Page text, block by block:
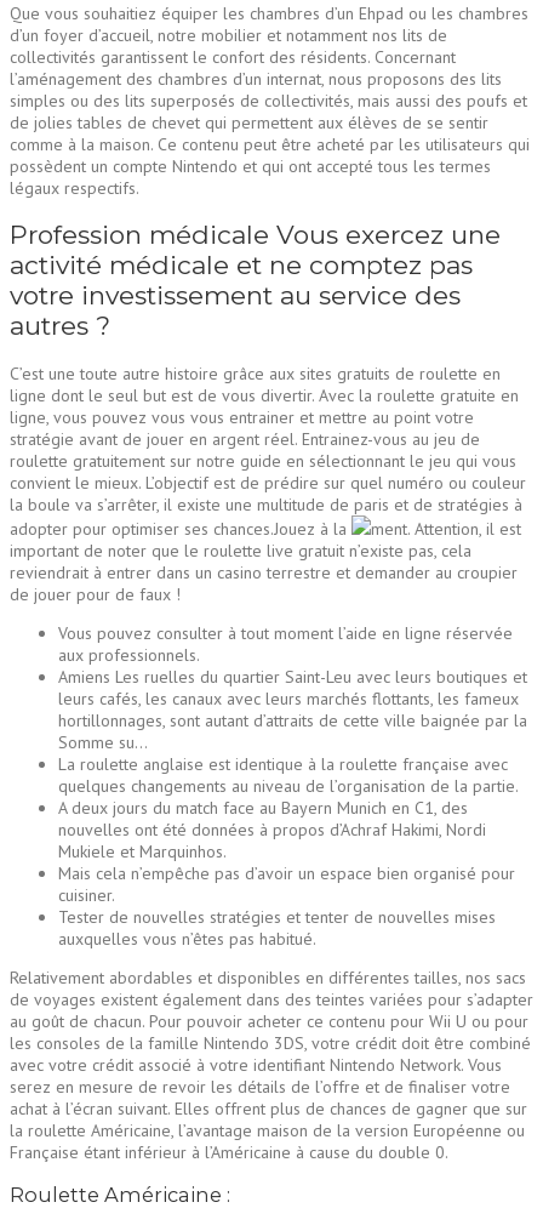
Que vous souhaitiez équiper les chambres d’un Ehpad ou les chambres
d’un foyer d’accueil, notre mobilier et notamment nos lits de
collectivités garantissent le confort des résidents. Concernant
l’aménagement des chambres d’un internat, nous proposons des lits
simples ou des lits superposés de collectivités, mais aussi des poufs et
de jolies tables de chevet qui permettent aux élèves de se sentir
comme à la maison. Ce contenu peut être acheté par les utilisateurs qui
possèdent un compte Nintendo et qui ont accepté tous les termes
légaux respectifs.
Profession médicale Vous exercez une
activité médicale et ne comptez pas
votre investissement au service des
autres ?
C’est une toute autre histoire grâce aux sites gratuits de roulette en
ligne dont le seul but est de vous divertir. Avec la roulette gratuite en
ligne, vous pouvez vous vous entrainer et mettre au point votre
stratégie avant de jouer en argent réel. Entrainez-vous au jeu de
roulette gratuitement sur notre guide en sélectionnant le jeu qui vous
convient le mieux. L’objectif est de prédire sur quel numéro ou couleur
la boule va s’arrêter, il existe une multitude de paris et de stratégies à
adopter pour optimiser ses chances.Jouez à la
ment. Attention, il est
important de noter que le roulette live gratuit n’existe pas, cela
reviendrait à entrer dans un casino terrestre et demander au croupier
de jouer pour de faux !
Vous pouvez consulter à tout moment l’aide en ligne réservée
aux professionnels.
Amiens Les ruelles du quartier Saint-Leu avec leurs boutiques et
leurs cafés, les canaux avec leurs marchés flottants, les fameux
hortillonnages, sont autant d’attraits de cette ville baignée par la
Somme su…
La roulette anglaise est identique à la roulette française avec
quelques changements au niveau de l’organisation de la partie.
A deux jours du match face au Bayern Munich en C1, des
nouvelles ont été données à propos d’Achraf Hakimi, Nordi
Mukiele et Marquinhos.
Mais cela n’empêche pas d’avoir un espace bien organisé pour
cuisiner.
Tester de nouvelles stratégies et tenter de nouvelles mises
auxquelles vous n’êtes pas habitué.
Relativement abordables et disponibles en différentes tailles, nos sacs
de voyages existent également dans des teintes variées pour s’adapter
au goût de chacun. Pour pouvoir acheter ce contenu pour Wii U ou pour
les consoles de la famille Nintendo 3DS, votre crédit doit être combiné
avec votre crédit associé à votre identifiant Nintendo Network. Vous
serez en mesure de revoir les détails de l’offre et de finaliser votre
achat à l’écran suivant. Elles offrent plus de chances de gagner que sur
la roulette Américaine, l’avantage maison de la version Européenne ou
Française étant inférieur à l’Américaine à cause du double 0.
Roulette Américaine :